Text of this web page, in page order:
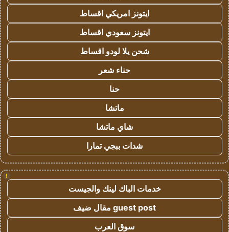
ايتونز امريكي اقساط
ايتونز سعودي اقساط
شحن يلا لودو اقساط
حناء شعر
حنا
ماتشا
شاي ماتشا
شدات ببجي تمارا
!
خدمات الباك لينك والجيست
guest post مقال ضيف
سوق العرب